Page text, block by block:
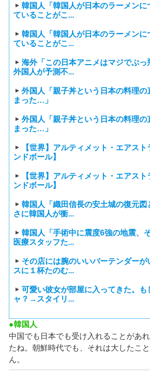
韓国人「韓国人が日本のラーメンに
ていることがこ...
韓国人「韓国人が日本のラーメンに
ていることがこ...
海外「この日本アニメはマジでぶっ
外国人が予測不...
外国人「親子丼という日本の料理の
まった…」
外国人「親子丼という日本の料理の
まった…」
【世界】アルティメット・エアス
ンドボール】
【世界】アルティメット・エアス
ンドボール】
韓国人「織田信長の安土城の復元図
さに韓国人が衝...
韓国人「手術中に震度6強の地震、
医療スタッフた...
その店には腕のいいバーテンダーが
スに１杯たのむ...
可愛い彼女が部屋に入ってきた。も
ャ？→スタイリ...
●韓国人
中国でも日本でも受け入れることがあ
たね。朝鮮時代でも、それは大したこ
ん。